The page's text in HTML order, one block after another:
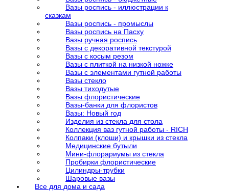
Вазы роспись - иллюстрации к
сказкам
Вазы роспись - промыслы
Вазы роспись на Пасху
Вазы ручная роспись
Вазы с декоративной текстурой
Вазы с косым резом
Вазы с плиткой на низкой ножке
Вазы с элементами гутной работы
Вазы стекло
Вазы тиходутые
Вазы флористические
Вазы-банки для флористов
Вазы: Новый год
Изделия из стекла для стола
Коллекция ваз гутной работы - RICH
Колпаки (клоши) и крышки из стекла
Медицинские бутыли
Мини-флорариумы из стекла
Пробирки флористические
Цилиндры-трубки
Шаровые вазы
Все для дома и сада